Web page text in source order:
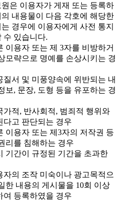
은 이용자가 게재 또는 등록하
내용물이 다음 각호에 해당한
경우에 이용자에게 사전 통지
수 있습니다.
이용자 또는 제 3자를 비방하거
모략으로 명예를 손상시키는 경
질서 및 미풍양속에 위반되는 내
보, 문장, 도형 등을 유포하는 경
가적, 반사회적, 범죄적 행위와
다고 판단되는 경우
이용자 또는 제3자의 저작권 등
리를 침해하는 경우
기간이 규정된 기간을 초과한
자의 조작 미숙이나 광고목적으
한 내용의 게시물을 10회 이상
여 등록하였을 경우